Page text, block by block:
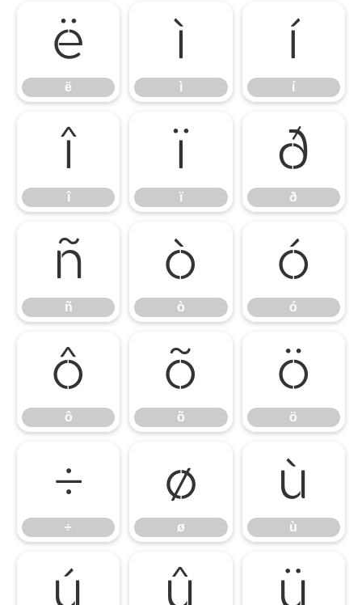
ë
ë
ì
ì
í
í
î
î
ï
ï
ð
ð
ñ
ñ
ò
ò
ó
ó
ô
ô
õ
õ
ö
ö
÷
÷
ø
ø
ù
ù